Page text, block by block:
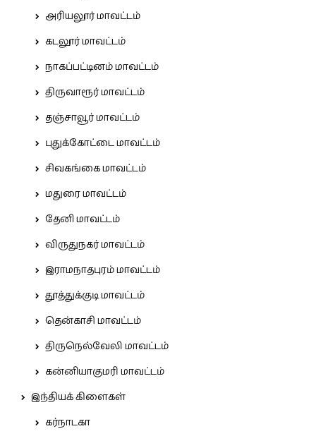
அரியலூர் மாவட்டம்
கடலூர் மாவட்டம்
நாகப்பட்டினம் மாவட்டம்
திருவாரூர் மாவட்டம்
தஞ்சாவூர் மாவட்டம்
புதுக்கோட்டை மாவட்டம்
சிவகங்கை மாவட்டம்
மதுரை மாவட்டம்
தேனி மாவட்டம்
விருதுநகர் மாவட்டம்
இராமநாதபுரம் மாவட்டம்
தூத்துக்குடி மாவட்டம்
தென்காசி மாவட்டம்
திருநெல்வேலி மாவட்டம்
கன்னியாகுமரி மாவட்டம்
இந்தியக் கிளைகள்
கர்நாடகா